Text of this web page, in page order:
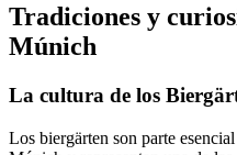
Tradiciones y
Múnich
La cultura de los
Los biergärten son parte